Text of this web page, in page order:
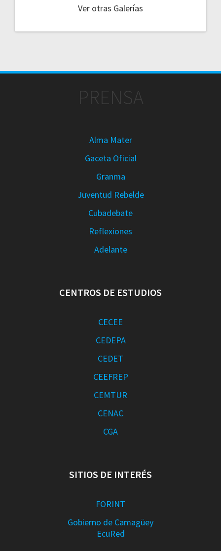
Ver otras Galerías
PRENSA
Alma Mater
Gaceta Oficial
Granma
Juventud Rebelde
Cubadebate
Reflexiones
Adelante
CENTROS DE ESTUDIOS
CECEE
CEDEPA
CEDET
CEEFREP
CEMTUR
CENAC
CGA
SITIOS DE INTERÉS
FORINT
Gobierno de Camagüey
EcuRed